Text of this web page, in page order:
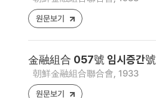
원문보기
金融組合 057號 임시증간號
朝鮮金融組合聯合會, 1933
원문보기